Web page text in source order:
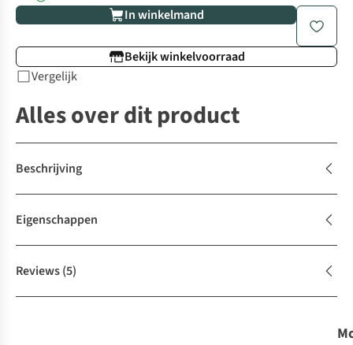
In winkelmand
Bekijk winkelvoorraad
Vergelijk
Alles over dit product
Beschrijving
Eigenschappen
Reviews(5)